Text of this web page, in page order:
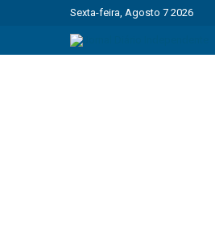
Sexta-feira, Agosto 7 2026